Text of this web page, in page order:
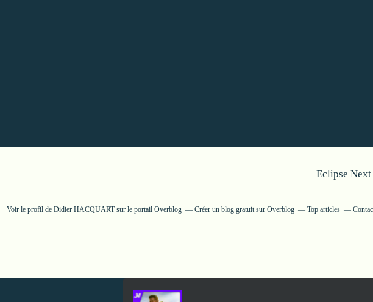
Eclipse
Voir le profil de Didier HACQUARTsur le portail Overblog Créer un blog gratuit sur Overblog Top articles